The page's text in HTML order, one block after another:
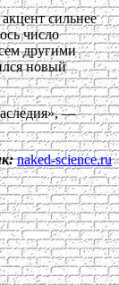
сильнее
число
другими
новый
—
naked-science.ru